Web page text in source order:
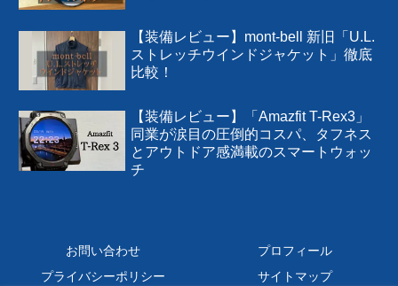
【装備レビュー】mont-bell 新旧「U.L.
ストレッチウインドジャケット」徹底
比較！
【装備レビュー】「Amazfit T-Rex3」
同業が涙目の圧倒的コスパ、タフネス
とアウトドア感満載のスマートウォッ
チ
お問い合わせ
プロフィール
プライバシーポリシー
サイトマップ